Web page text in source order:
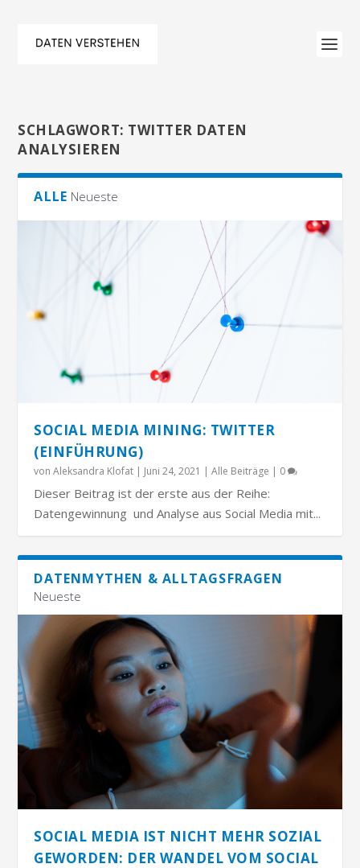
SCHLAGWORT: TWITTER DATEN
ANALYSIEREN
ALLE Neueste
SOCIAL MEDIA MINING: TWITTER
(EINFÜHRUNG)
vonAleksandra Klofat | Juni 24, 2021 |Alle Beiträge | 0
Dieser Beitrag ist der erste aus der Reihe:
Datengewinnung und Analyse aus Social Media mit...
DATENMYTHEN & ALLTAGSFRAGEN
Neueste
SOCIAL MEDIA IST NICHT MEHR SOZIAL
GEWORDEN: DER WANDEL VOM SOCIAL